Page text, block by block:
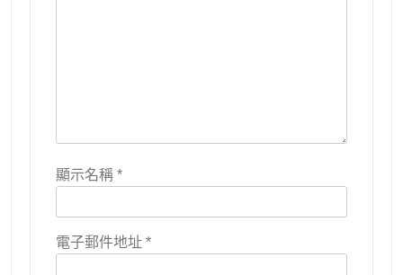
顯示名稱 *
電子郵件地址 *